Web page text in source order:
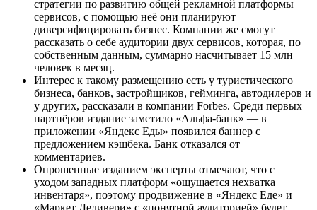
стратегии по развитию общей рекламной платформы
сервисов, с помощью неё они планируют
диверсифицировать бизнес. Компании же смогут
рассказать о себе аудитории двух сервисов, которая, по
собственным данным, суммарно насчитывает 15 млн
человек в месяц.
Интерес к такому размещению есть у туристического
бизнеса, банков, застройщиков, гейминга, автодилеров и
у других, рассказали в компании Forbes. Среди первых
партнёров издание заметило «Альфа-банк» — в
приложении «Яндекс Еды» появился баннер с
предложением кэшбека. Банк отказался от
комментариев.
Опрошенные изданием эксперты отмечают, что с
уходом западных платформ «ощущается нехватка
инвентаря», поэтому продвижение в «Яндекс Еде» и
«Маркет Деливери» с «понятной аудиторией» будет